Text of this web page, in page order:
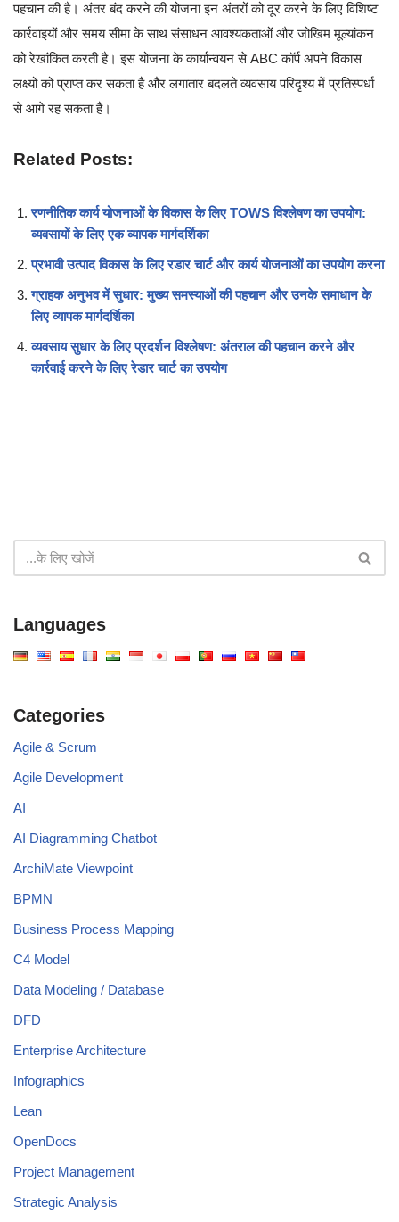
पहचान की है। अंतर बंद करने की योजना इन अंतरों को दूर करने के लिए विशिष्ट
कार्रवाइयों और समय सीमा के साथ संसाधन आवश्यकताओं और जोखिम मूल्यांकन
को रेखांकित करती है। इस योजना के कार्यान्वयन से ABC कॉर्प अपने विकास
लक्ष्यों को प्राप्त कर सकता है और लगातार बदलते व्यवसाय परिदृश्य में प्रतिस्पर्धा
से आगे रह सकता है।
Related Posts:
रणनीतिक कार्य योजनाओं के विकास के लिए TOWS विश्लेषण का उपयोग:
व्यवसायों के लिए एक व्यापक मार्गदर्शिका
प्रभावी उत्पाद विकास के लिए रडार चार्ट और कार्य योजनाओं का उपयोग करना
ग्राहक अनुभव में सुधार: मुख्य समस्याओं की पहचान और उनके समाधान के
लिए व्यापक मार्गदर्शिका
व्यवसाय सुधार के लिए प्रदर्शन विश्लेषण: अंतराल की पहचान करने और
कार्रवाई करने के लिए रेडार चार्ट का उपयोग
Languages
Categories
Agile & Scrum
Agile Development
AI
AI Diagramming Chatbot
ArchiMate Viewpoint
BPMN
Business Process Mapping
C4 Model
Data Modeling / Database
DFD
Enterprise Architecture
Infographics
Lean
OpenDocs
Project Management
Strategic Analysis